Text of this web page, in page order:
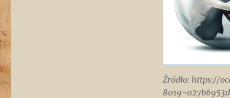
Źródło: https://
8019-